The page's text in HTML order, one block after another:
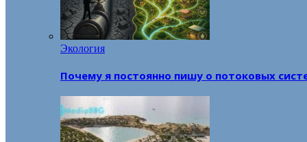
Экология
Почему я постоянно пишу о потоковых